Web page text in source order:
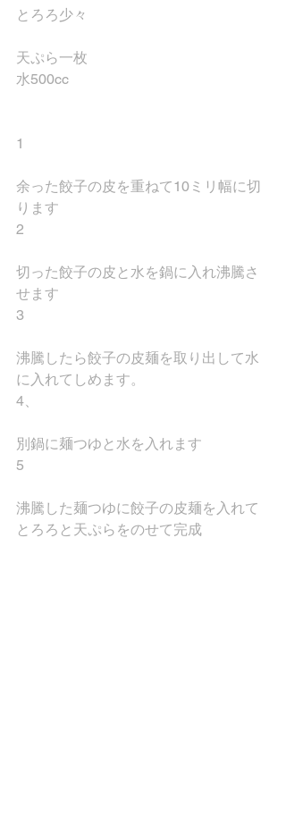
とろろ少々
天ぷら一枚
水500cc
1
余った餃子の皮を重ねて10ミリ幅に切
ります
2
切った餃子の皮と水を鍋に入れ沸騰さ
せます
3
沸騰したら餃子の皮麺を取り出して水
に入れてしめます。
4、
別鍋に麺つゆと水を入れます
5
沸騰した麺つゆに餃子の皮麺を入れて
とろろと天ぷらをのせて完成